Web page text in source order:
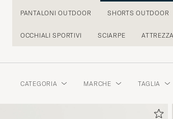
PANTALONI OUTDOOR SHORTS OUTDOOR
OCCHIALI SPORTIVI SCIARPE
CATEGORIA MARCHE TAGLIA